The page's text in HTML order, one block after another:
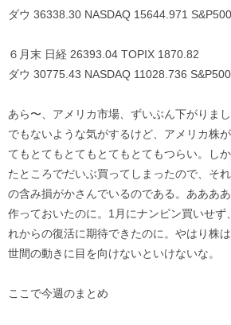
ダウ 36338.30 NASDAQ 15644.971
６月末 日経 26393.04 TOPIX 1870.82
ダウ 30775.43 NASDAQ 11028.736
あら〜、アメリカ市場、ずいぶん下がりま
でもないような気がするけど、アメリカ株
てもとてもとてもとてもとてもつらい。し
たところでだいぶ買ってしまったので、そ
の含み損がかさんでいるのである。あああ
作っておいたのに。1月にナンピン買いせず
れからの復活に期待できたのに。やはり株
世間の動きに目を向けないといけないな。
ここで今週のまとめ